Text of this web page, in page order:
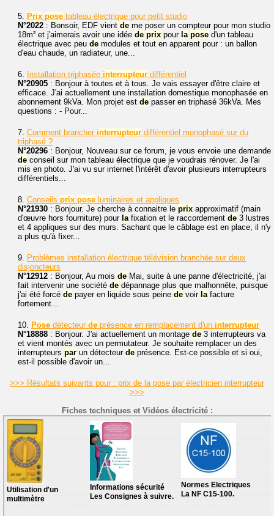
5. Prix pose tableau électrique pour petit studio
N°2022 : Bonsoir, EDF vient de me poser un compteur pour mon studio
18m² et j'aimerais avoir une idée de prix pour la pose d'un tableau
électrique avec peu de modules et tout en apparent pour : un ballon
d'eau chaude, un radiateur, une...
6. Installation triphasée interrupteur différentiel
N°20905 : Bonjour à toutes et à tous. Je vais essayer d'être claire et
efficace. J'ai actuellement une installation domestique monophasée en
abonnement 9kVa. Mon projet est de passer en triphasé 36kVa. Mes
questions : - Pour...
7. Comment brancher interrupteur différentiel monophasé sur du
triphasé ?
N°20296 : Bonjour, Nouveau sur ce forum, je vous envoie une demande
de conseil sur mon tableau électrique que je voudrais rénover. Je l'ai
mis en photo. J'ai vu sur internet l'intérêt d'avoir plusieurs interrupteurs
différentiels...
8. Conseils prix pose luminaires et appliques
N°21930 : Bonjour. Je cherche à connaitre le prix approximatif (main
d'œuvre hors fourniture) pour lafixation et le raccordement de 3 lustres
et 4 appliques sur des murs. Sachant que le câblage est en place, il n'y
a plus qu'à fixer...
9. Problèmes installation électrique télévision branchée sur deux
disjoncteurs
N°12912 : Bonjour, Au mois de Mai, suite à une panne d'électricité, j'ai
fait intervenir une société de dépannage plus que malhonnête, puisque
j'ai été forcé de payer en liquide sous peine de voir lafacture
fortement...
10. Pose détecteur de présence en remplacement d'un interrupteur
N°18888 : Bonjour. J'ai actuellement un montage de 3 interrupteurs va
et vient montés avec un permutateur. Je souhaite remplacer un des
interrupteurs par un détecteur de présence. Est-ce possible et si oui,
est-il possible d'avoir un...
>>> Résultats suivants pour : prix de la pose par électricien interrupteur
>>>
Fiches techniques et Vidéos électricité :
Utilisation d'un
multimètre
Informations sécurité
Les Consignes à suivre.
Normes Electriques
La NF C15-100.